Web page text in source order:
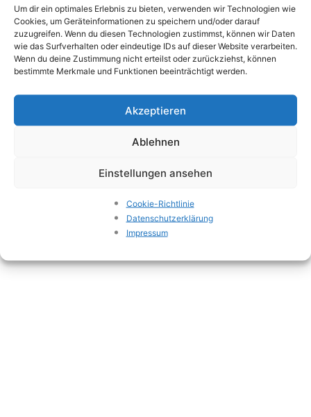
Um dir ein optimales Erlebnis zu bieten, verwenden wir Technologien wie
Cookies, um Geräteinformationen zu speichern und/oder darauf
zuzugreifen. Wenn du diesen Technologien zustimmst, können wir Daten
wie das Surfverhalten oder eindeutige IDs auf dieser Website verarbeiten.
Wenn du deine Zustimmung nicht erteilst oder zurückziehst, können
bestimmte Merkmale und Funktionen beeinträchtigt werden.
Akzeptieren
Ablehnen
Einstellungen ansehen
Cookie-Richtlinie
Datenschutzerklärung
Impressum
Ein Ziegel hält die Wärme im Gebäude und durch die
feinporige Struktur von gebrannten Ziegeln wird
außerdem das Luft- und Feuchtigkeitsverhältnis
automatisch reguliert. So erhält man ein jederzeit
© 2016 - 2026ERNST ZIEGELWERK GMBH & CO. KG
Datenschutzerklärung